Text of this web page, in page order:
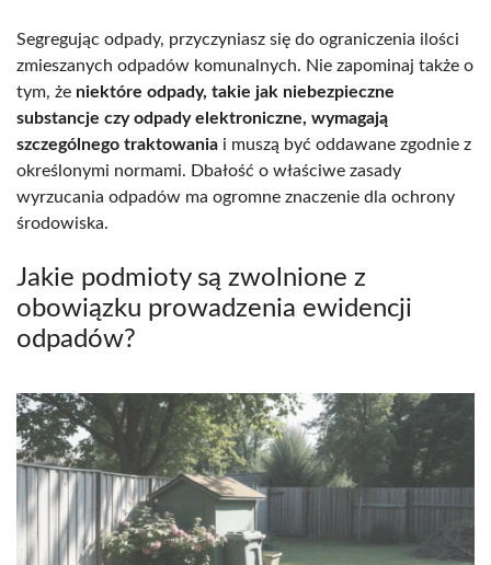
Segregując odpady, przyczyniasz się do ograniczenia ilości
zmieszanych odpadów komunalnych. Nie zapominaj także o
tym, że niektóre odpady, takie jak niebezpieczne
substancje czy odpady elektroniczne, wymagają
szczególnego traktowania i muszą być oddawane zgodnie z
określonymi normami. Dbałość o właściwe zasady
wyrzucania odpadów ma ogromne znaczenie dla ochrony
środowiska.
Jakie podmioty są zwolnione z
obowiązku prowadzenia ewidencji
odpadów?